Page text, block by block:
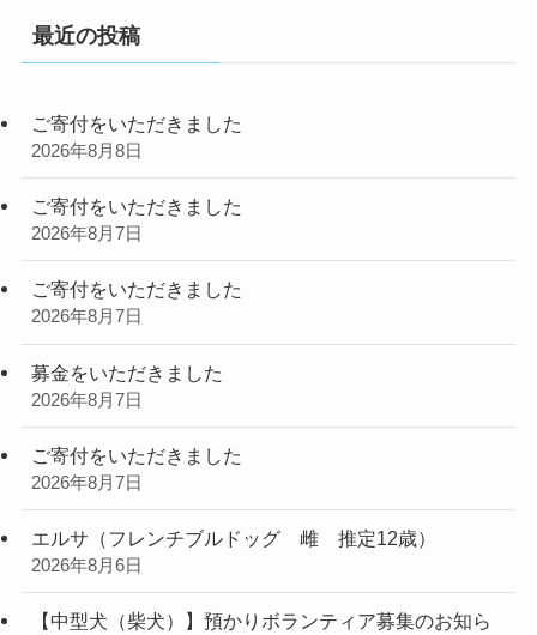
最近の投稿
ご寄付をいただきました
2026年8月8日
ご寄付をいただきました
2026年8月7日
ご寄付をいただきました
2026年8月7日
募金をいただきました
2026年8月7日
ご寄付をいただきました
2026年8月7日
エルサ（フレンチブルドッグ 雌 推定12歳）
2026年8月6日
【中型犬（柴犬）】預かりボランティア募集のお知ら